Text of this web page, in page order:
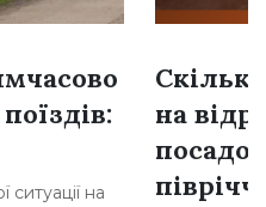
на
на